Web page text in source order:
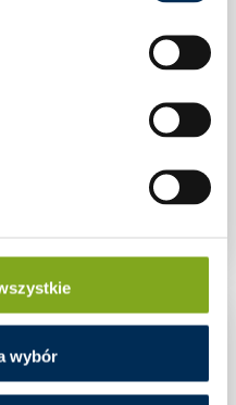
wybór
16x16x16 PEX